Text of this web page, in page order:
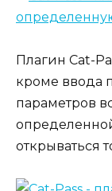
Плагин Cat-
кроме ввода
параметров
открываться